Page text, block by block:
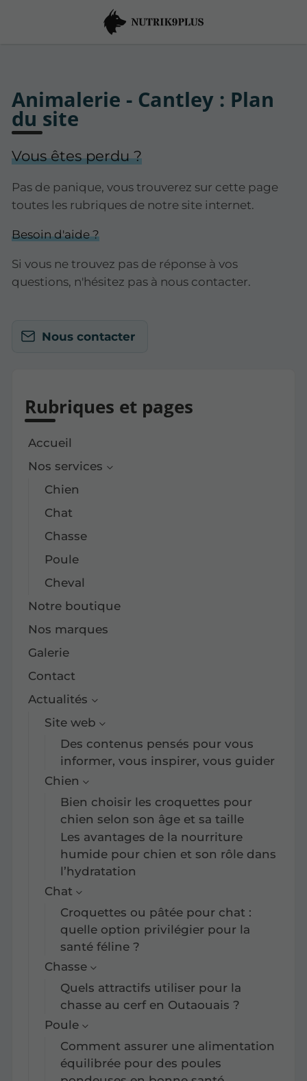
Animalerie - Cantley : Plan
du site
Vous êtes perdu ?
Pas de panique, vous trouverez sur cette page
toutes les rubriques de notre site internet.​​
Besoin d'aide ?
Si vous ne trouvez pas de réponse à vos
questions, n'hésitez pas à nous contacter.
Nous contacter
Rubriques et pages
Accueil
Nos services
Chien
Chat
Chasse
Poule
Cheval
Notre boutique
Nos marques
Galerie
Contact
Actualités
Site web
Des contenus pensés pour vous
informer, vous inspirer, vous guider
Chien
Bien choisir les croquettes pour
chien selon son âge et sa taille
Les avantages de la nourriture
humide pour chien et son rôle dans
l’hydratation
Chat
Croquettes ou pâtée pour chat :
quelle option privilégier pour la
santé féline ?
Chasse
Quels attractifs utiliser pour la
chasse au cerf en Outaouais ?
Poule
Comment assurer une alimentation
équilibrée pour des poules